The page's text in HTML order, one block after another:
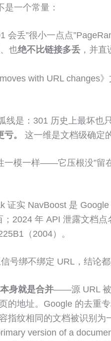
是一个常量：
会丢”很小一点点
也绝不比链接多丢 ，并直
with URL changes》
是：301 历史上最坏也
。 这一维是文档级确定
一模一样——它压根没”留
证实 NavBoost 是
2024 年 API 泄露文档点
（2004）。
号绑不绑定 URL，结论都
本身就是合并——源 URL 被
的地址。Google 的去重
指纹相同的文档被识别为
version of a